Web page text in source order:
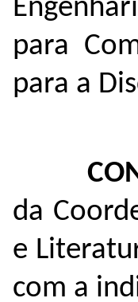
para
para a
da
e
com a